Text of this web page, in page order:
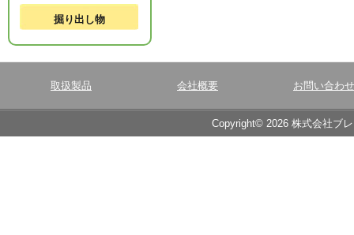
掘り出し物
取扱製品 会社概要 お問い合わせ
Copyright© 2026 株式会社ブ